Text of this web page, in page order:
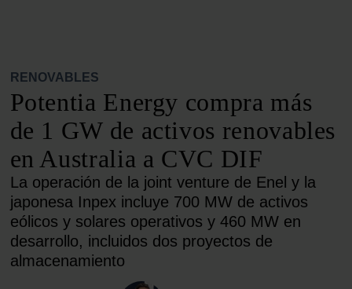
RENOVABLES
Potentia Energy compra más
de 1 GW de activos renovables
en Australia a CVC DIF
La operación de la joint venture de Enel y la
japonesa Inpex incluye 700 MW de activos
eólicos y solares operativos y 460 MW en
desarrollo, incluidos dos proyectos de
almacenamiento